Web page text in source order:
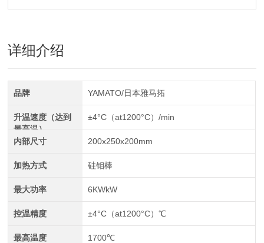
详细介绍
品牌 YAMATO/日本雅马拓
升温速度（达到
最高温）
±4°C（at1200°C）/min
内部尺寸 200x250x200mm
加热方式 硅钼棒
最大功率 6KWkW
控温精度 ±4°C（at1200°C）℃
最高温度 1700℃